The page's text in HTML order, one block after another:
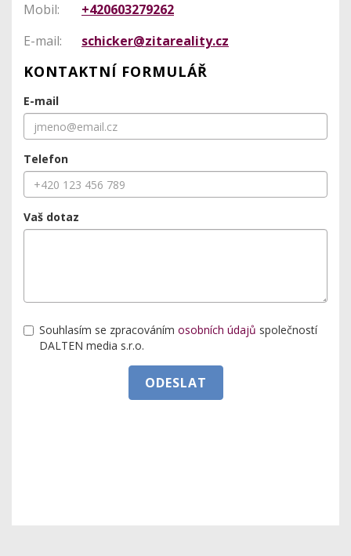
Mobil:
+420603279262
E-mail:
schicker@zitareality.cz
KONTAKTNÍ FORMULÁŘ
E-mail
Telefon
Vaš dotaz
Souhlasím se zpracováním osobních údajů společností
DALTEN media s.r.o.
ODESLAT